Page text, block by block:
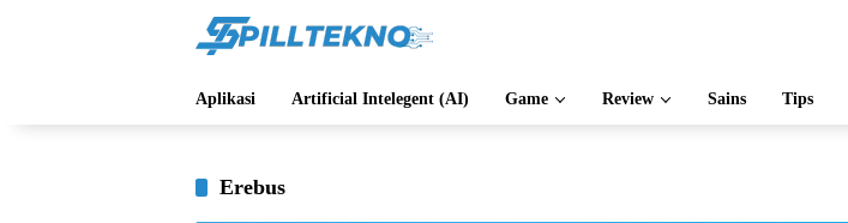
Aplikasi Artificial Intelegent (AI) Game Review Sains Tips
Erebus